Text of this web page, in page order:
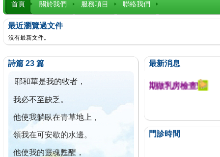
首頁 關於我們 服務項目 聯絡我們
最近瀏覽過文件
沒有最新文件。
詩篇 23 篇
耶和華是我的牧者，
我必不至缺乏。
他使我躺臥在青草地上，
領我在可安歇的水邊。
他使我的靈魂甦醒，
最新消息
迄今已篩檢出1700位乳癌患者,提醒您定期做乳房檢查!
門診時間